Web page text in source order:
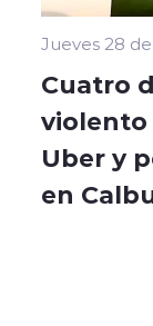
Jueves 28
Cuatro
violento
Uber y
en